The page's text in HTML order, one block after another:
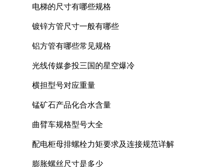
电梯的尺寸有哪些规格
镀锌方管尺寸一般有哪些
铝方管有哪些常见规格
光线传媒参投三国的星空爆冷
横担型号对应重量
锰矿石产品化合水含量
曲臂车规格型号大全
配电柜母排螺栓力矩要求及连接规范详解
膨胀螺丝尺寸是多少